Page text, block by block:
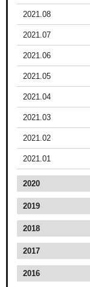
2021.08
2021.07
2021.06
2021.05
2021.04
2021.03
2021.02
2021.01
2020
2019
2018
2017
2016